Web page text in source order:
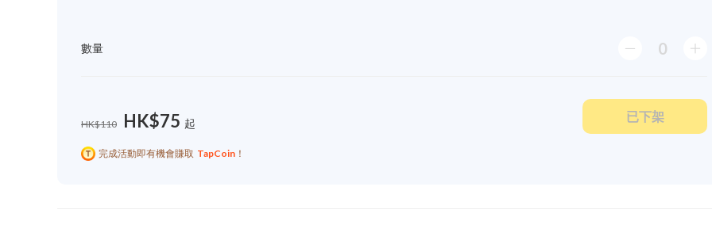
數量 0
HK$110 HK$75 起 已下架
完成活動即有機會賺取 TapCoin ！